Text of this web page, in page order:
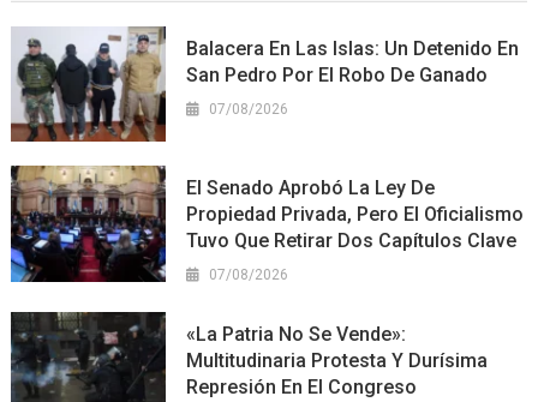
Balacera En Las Islas: Un Detenido En
San Pedro Por El Robo De Ganado
07/08/2026
El Senado Aprobó La Ley De
Propiedad Privada, Pero El Oficialismo
Tuvo Que Retirar Dos Capítulos Clave
07/08/2026
«La Patria No Se Vende»:
Multitudinaria Protesta Y Durísima
Represión En El Congreso